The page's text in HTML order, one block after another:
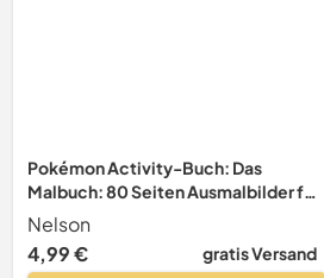
Pokémon Activity-Buch: Das
Malbuch: 80 Seiten Ausmalbilder für
Jungen und Mädchen ab 6 Jahren
Nelson
4,99 €
gratis Versand